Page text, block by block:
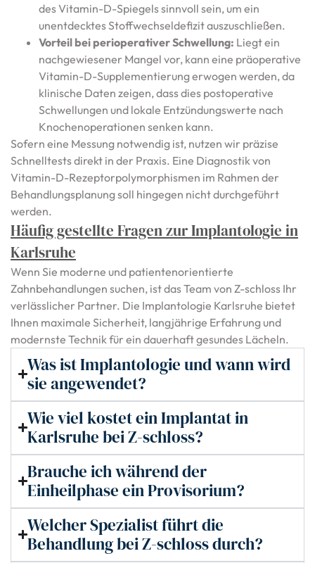
des Vitamin-D-Spiegels sinnvoll sein, um ein
unentdecktes Stoffwechseldefizit auszuschließen.
Vorteil bei perioperativer Schwellung: Liegt ein
nachgewiesener Mangel vor, kann eine präoperative
Vitamin-D-Supplementierung erwogen werden, da
klinische Daten zeigen, dass dies postoperative
Schwellungen und lokale Entzündungswerte nach
Knochenoperationen senken kann.
Sofern eine Messung notwendig ist, nutzen wir präzise
Schnelltests direkt in der Praxis. Eine Diagnostik von
Vitamin-D-Rezeptorpolymorphismen im Rahmen der
Behandlungsplanung soll hingegen nicht durchgeführt
werden.
Häufig gestellte Fragen zur Implantologie in
Karlsruhe
Wenn Sie moderne und patientenorientierte
Zahnbehandlungen suchen, ist das Team von Z-schloss Ihr
verlässlicher Partner. Die Implantologie Karlsruhe bietet
Ihnen maximale Sicherheit, langjährige Erfahrung und
modernste Technik für ein dauerhaft gesundes Lächeln.
Was ist Implantologie und wann wird
sie angewendet?
Wie viel kostet ein Implantat in
Karlsruhe bei Z-schloss?
Brauche ich während der
Einheilphase ein Provisorium?
Welcher Spezialist führt die
Behandlung bei Z-schloss durch?